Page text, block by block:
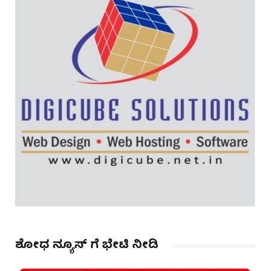
ಶೋಧ ನ್ಯೂಸ್ ಗೆ ಭೇಟಿ ನೀಡಿ